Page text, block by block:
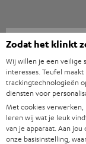
"is en
Zodat het klinkt
Wij willen je een veilige
interesses. Teufel
trackingtechnologieën
diensten voor
Met cookies
leren wij wat je leuk
van je apparaat. Aan jou
onze basisinstelling,